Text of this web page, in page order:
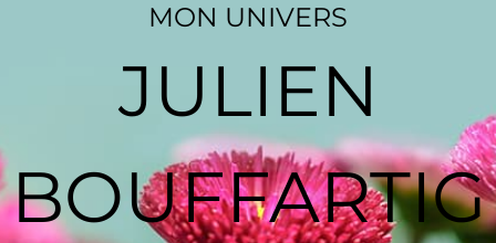
MON UNIVERS
JULIEN
BOUFFARTIG